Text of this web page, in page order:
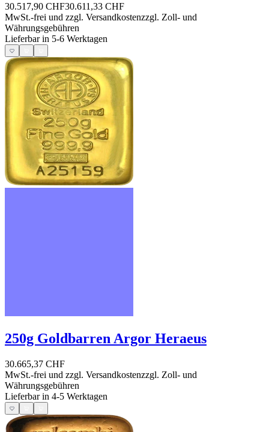
30.517,90 CHF30.611,33 CHF
MwSt.-frei und zzgl. Versandkostenzzgl. Zoll- und
Währungsgebühren
Lieferbar in 5-6 Werktagen
250g Goldbarren Argor Heraeus
30.665,37 CHF
MwSt.-frei und zzgl. Versandkostenzzgl. Zoll- und
Währungsgebühren
Lieferbar in 4-5 Werktagen